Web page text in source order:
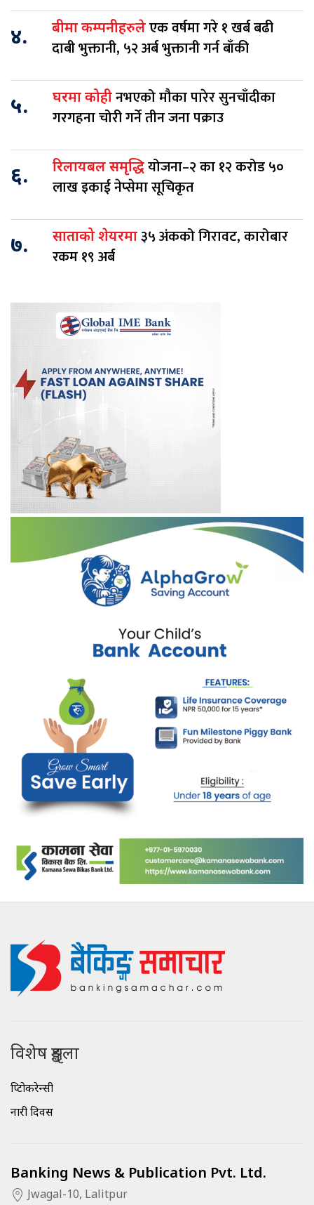
४. बीमा कम्पनीहरुलेएक वर्षमा गरे १ खर्ब बढी
दाबी भुक्तानी, ५२ अर्ब भुक्तानी गर्न बाँकी
५. घरमा कोहीनभएको मौका पारेर सुनचाँदीका
गरगहना चोरी गर्ने तीन जना पक्राउ
६. रिलायबल समृद्धियोजना–२ का १२ करोड ५०
लाख इकाई नेप्सेमा सूचिकृत
७. साताको शेयरमा३५ अंकको गिरावट, कारोबार
रकम १९ अर्ब
विशेष शृङ्खला
क्रिप्टोकरेन्सी
नारी दिवस
Banking News & Publication Pvt. Ltd.
Jwagal-10, Lalitpur